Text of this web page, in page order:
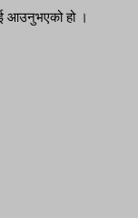
आउनुभएको हो ।